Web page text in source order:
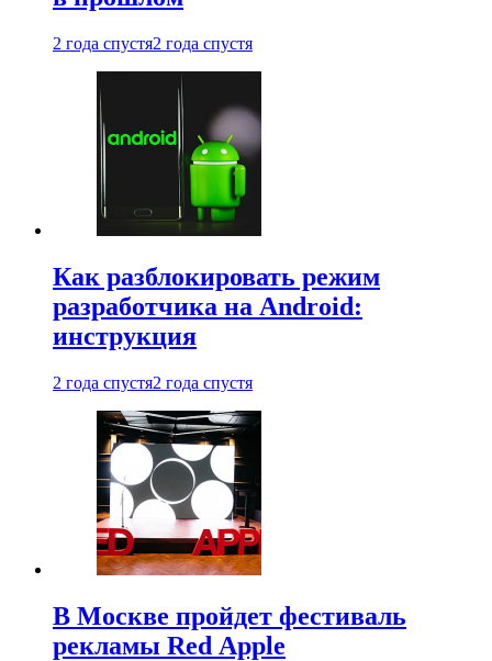
2 года спустя2 года спустя
Как разблокировать режим
разработчика на Android:
инструкция
2 года спустя2 года спустя
В Москве пройдет фестиваль
рекламы Red Apple